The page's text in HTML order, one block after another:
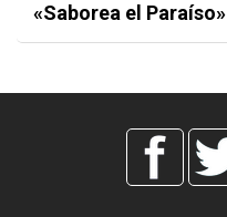
«Saborea el Paraíso»